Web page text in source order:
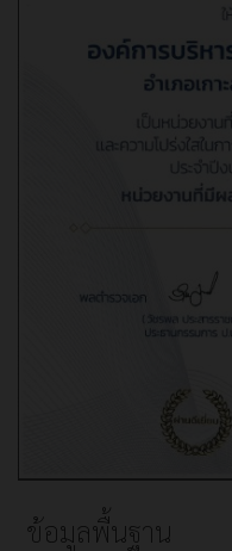
ข้อมูลพื้นฐาน